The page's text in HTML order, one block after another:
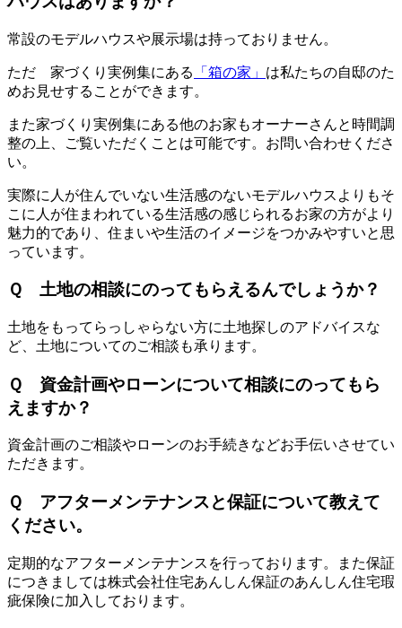
常設のモデルハウスや展示場は持っておりません。
ただ 家づくり実例集にある 「箱の家」 は私たちの自邸のた
めお見せすることができます。
また家づくり実例集にある他のお家もオーナーさんと時間調
整の上、ご覧いただくことは可能です。お問い合わせくださ
い。
実際に人が住んでいない生活感のないモデルハウスよりもそ
こに人が住まわれている生活感の感じられるお家の方がより
魅力的であり、住まいや生活のイメージをつかみやすいと思
っています。
Ｑ 土地の相談にのってもらえるんでしょうか？
土地をもってらっしゃらない方に土地探しのアドバイスな
ど、土地についてのご相談も承ります。
Ｑ 資金計画やローンについて相談にのってもら
えますか？
資金計画のご相談やローンのお手続きなどお手伝いさせてい
ただきます。
Ｑ アフターメンテナンスと保証について教えて
ください。
定期的なアフターメンテナンスを行っております。また保証
につきましては株式会社住宅あんしん保証のあんしん住宅瑕
疵保険に加入しております。